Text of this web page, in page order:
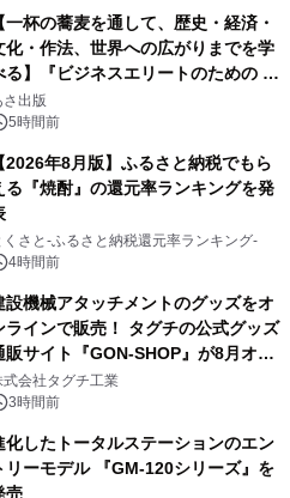
一杯の蕎麦を通して、歴史・経済・
化・作法、世界への広がりまでを学
る】『ビジネスエリートのための 教
としての蕎麦』2026年8月25日
火）発売
さ出版
5時間前
2026年8月版】ふるさと納税でもら
る『焼酎』の還元率ランキングを発
くさと-ふるさと納税還元率ランキング-
4時間前
設機械アタッチメントのグッズをオ
ラインで販売！ タグチの公式グッズ
販サイト『GON-SHOP』が8月オー
ン
式会社タグチ工業
3時間前
化したトータルステーションのエン
リーモデル 『GM-120シリーズ』を
売